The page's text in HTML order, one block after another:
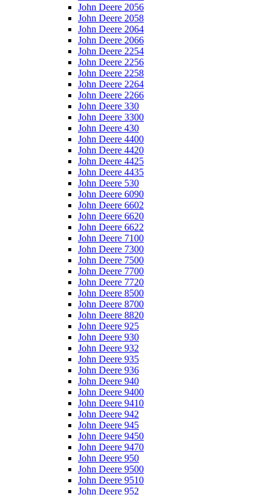
John Deere 2056
John Deere 2058
John Deere 2064
John Deere 2066
John Deere 2254
John Deere 2256
John Deere 2258
John Deere 2264
John Deere 2266
John Deere 330
John Deere 3300
John Deere 430
John Deere 4400
John Deere 4420
John Deere 4425
John Deere 4435
John Deere 530
John Deere 6090
John Deere 6602
John Deere 6620
John Deere 6622
John Deere 7100
John Deere 7300
John Deere 7500
John Deere 7700
John Deere 7720
John Deere 8500
John Deere 8700
John Deere 8820
John Deere 925
John Deere 930
John Deere 932
John Deere 935
John Deere 936
John Deere 940
John Deere 9400
John Deere 9410
John Deere 942
John Deere 945
John Deere 9450
John Deere 9470
John Deere 950
John Deere 9500
John Deere 9510
John Deere 952